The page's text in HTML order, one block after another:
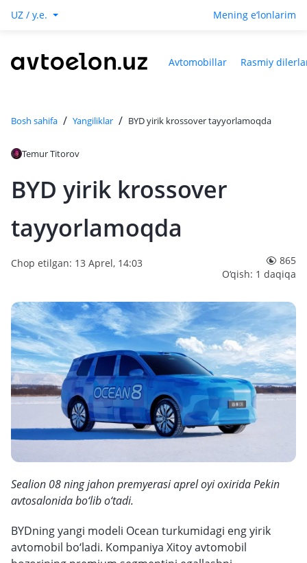
UZ / y.e. Mening e‘lonlarim
Avtomobillar Rasmiy
Bosh sahifa / Yangiliklar / BYD yirik krossover tayyorlamoqda
Temur Titorov
BYD yirik krossover
tayyorlamoqda
Chop etilgan: 13 Aprel, 14:03
865
O‘qish: 1 daqiqa
Sealion 08 ning jahon premyerasi aprel oyi oxirida Pekin
avtosalonida bo‘lib o‘tadi.
BYDning yangi modeli Ocean turkumidagi eng yirik
avtomobil bo‘ladi. Kompaniya Xitoy avtomobil